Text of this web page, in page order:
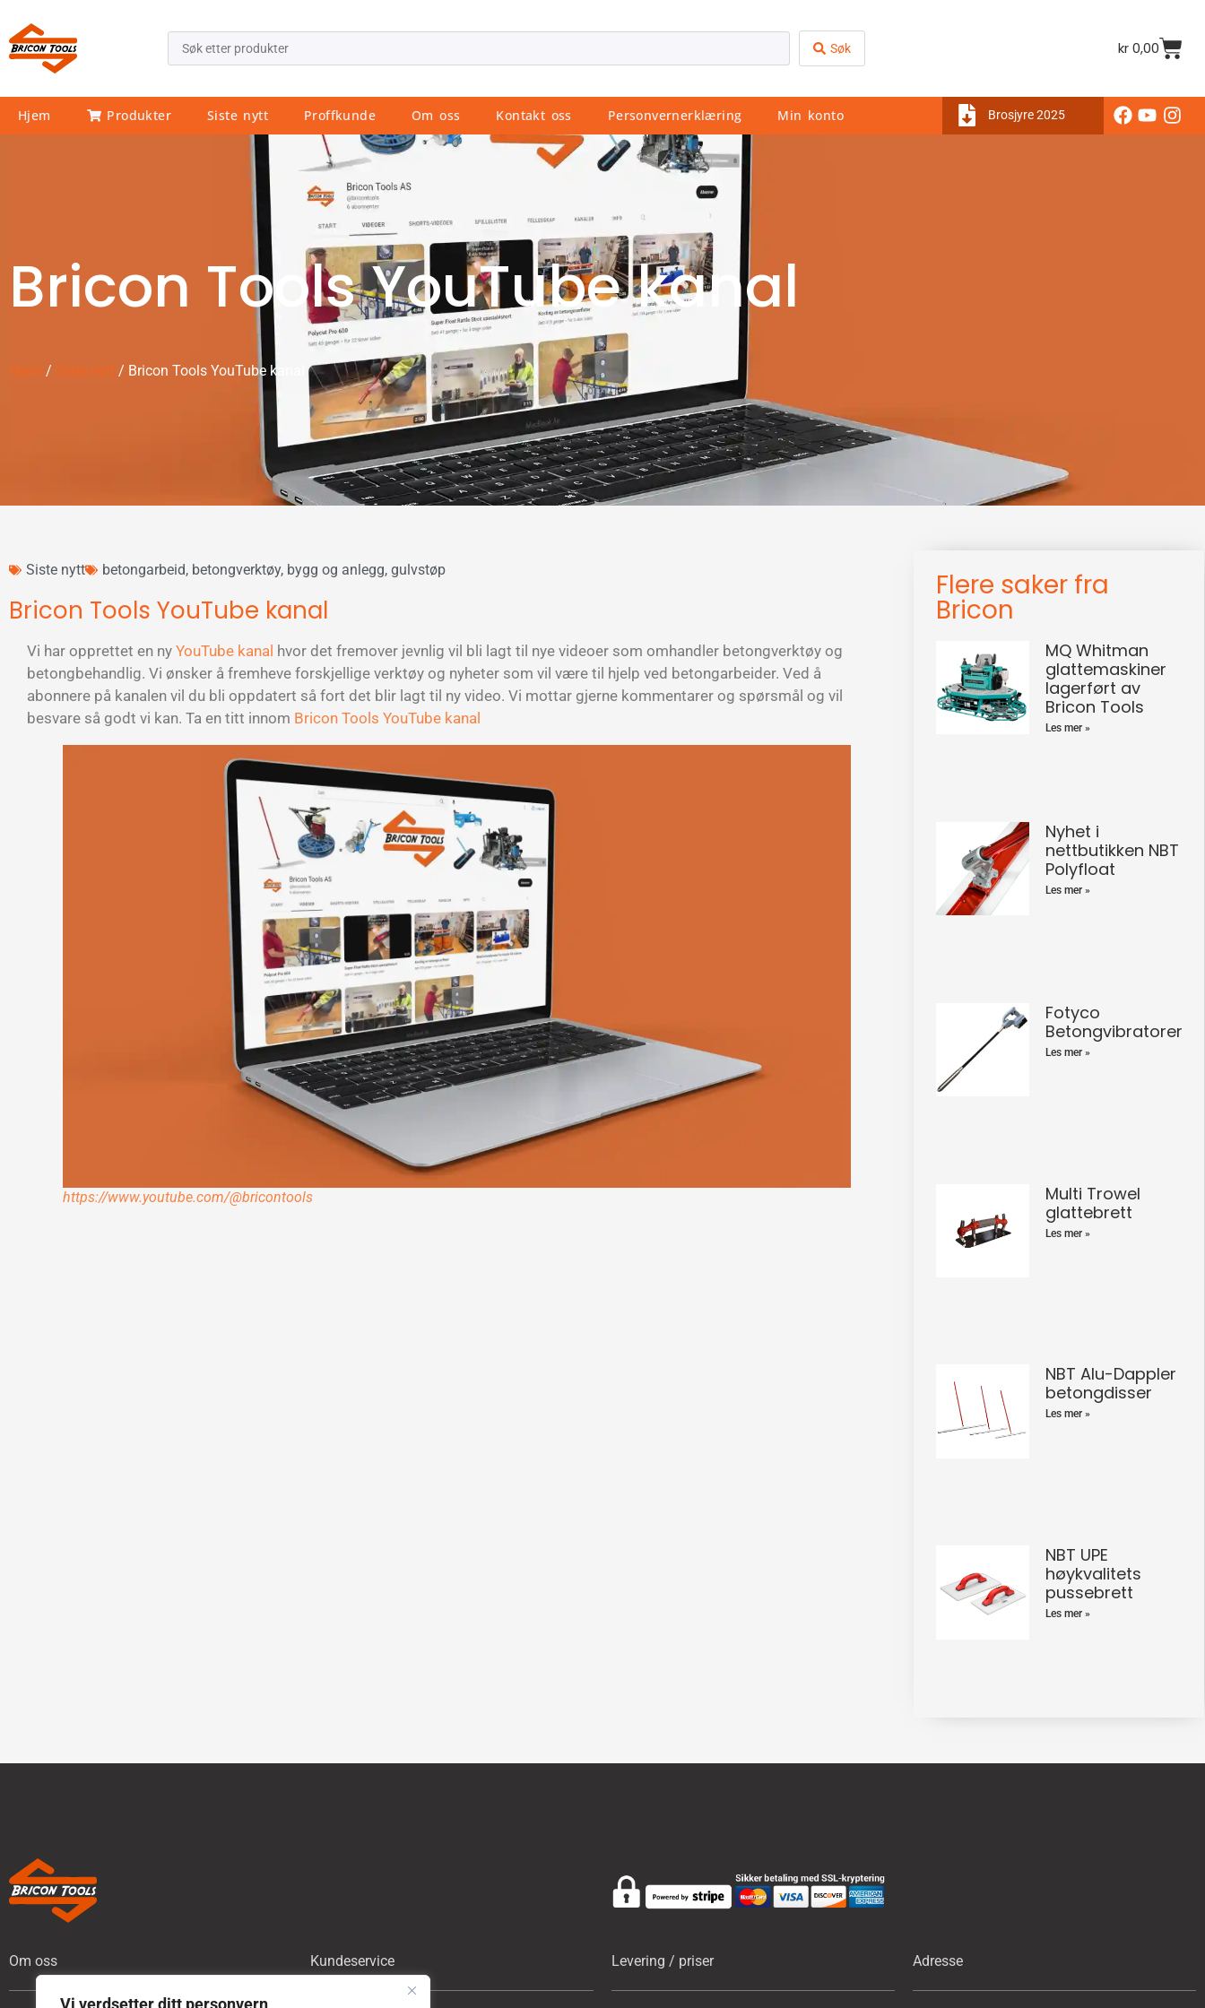
Vi verdsetter ditt personvern
Søk kr0,00
Hjem Produkter Siste nytt Proffkunde Om oss Kontakt oss Personvernerklæring Min konto Brosjyre 2025
Bricon Tools YouTube kanal
Hjem / Siste nytt / Bricon Tools YouTube kanal
Siste nytt betongarbeid, betongverktøy, bygg og anlegg, gulvstøp
Bricon Tools YouTube kanal
Vi har opprettet en ny YouTube kanal hvor det fremover jevnlig vil bli lagt til nye videoer som omhandler betongverktøy og
betongbehandlig. Vi ønsker å fremheve forskjellige verktøy og nyheter som vil være til hjelp ved betongarbeider. Ved å
abonnere på kanalen vil du bli oppdatert så fort det blir lagt til ny video. Vi mottar gjerne kommentarer og spørsmål og vil
besvare så godt vi kan. Ta en titt innom Bricon Tools YouTube kanal
https://www.youtube.com/@bricontools
Flere saker fra
Bricon
MQ Whitman
glattemaskiner
lagerført av
Bricon Tools
Les mer »
Nyhet i
nettbutikken NBT
Polyfloat
Les mer »
Fotyco
Betongvibratorer
Les mer »
Multi Trowel
glattebrett
Les mer »
NBT Alu-Dappler
betongdisser
Les mer »
NBT UPE
høykvalitets
pussebrett
Les mer »
Om oss Kundeservice Levering / priser Adresse